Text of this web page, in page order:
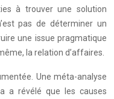
à trouver une solution
pas de déterminer un
une issue pragmatique
la relation d’affaires.
Une méta-analyse
a révélé que les causes